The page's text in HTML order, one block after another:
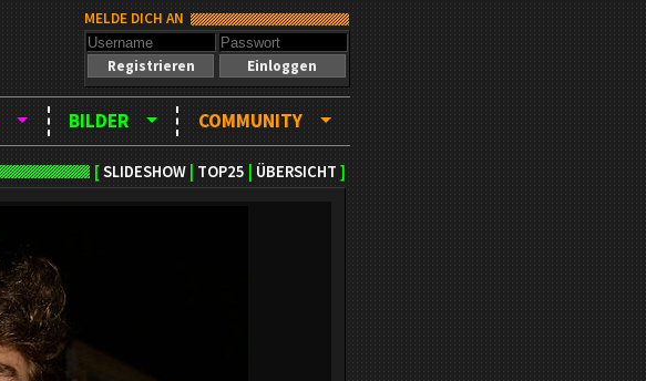
MELDE DICH AN
Registrieren Einloggen
BILDER COMMUNITY
[SLIDESHOW TOP25 ÜBERSICHT ]